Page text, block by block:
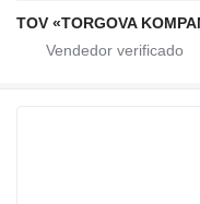
TOV «TORGOVA